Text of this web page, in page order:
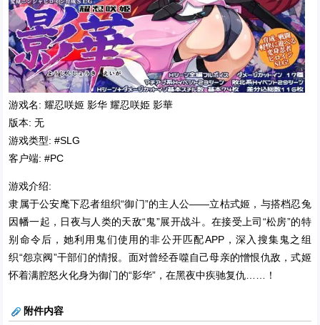
游戏名: 耀忍咲姬 影华 耀忍咲姫 影華
版本: 无
游戏类型: #SLG
客户端: #PC
游戏介绍:
隶属于公安麾下忍者组织“御门”的主人公——立枯式姬，与搭档忍兔
因幡一起，日夜与人类的天敌“鬼”展开战斗。在接受上司“松房”的特
别命令后，她利用鬼们使用的非公开匹配APP，深入搜集鬼之组
织“怨京阀”干部们的情报。面对曾经吞噬自己母亲的憎恨仇敌，式姬
怀着满腔怒火化身为御门的“影华”，在黑夜中疾驰复仇……！
附件内容